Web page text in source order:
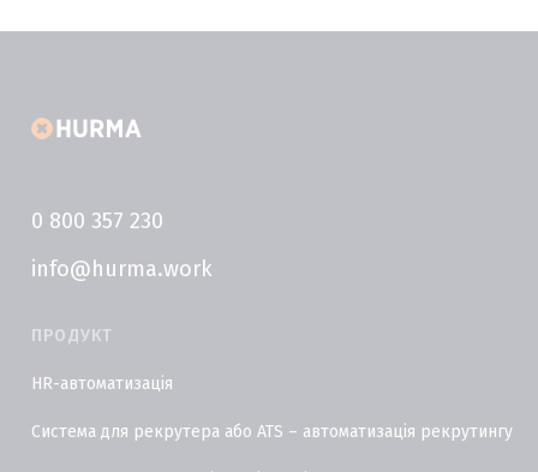
0 800 357 230
info@hurma.work
ПРОДУКТ
HR-автоматизація
Система для рекрутера або ATS – автоматизація рекрутингу